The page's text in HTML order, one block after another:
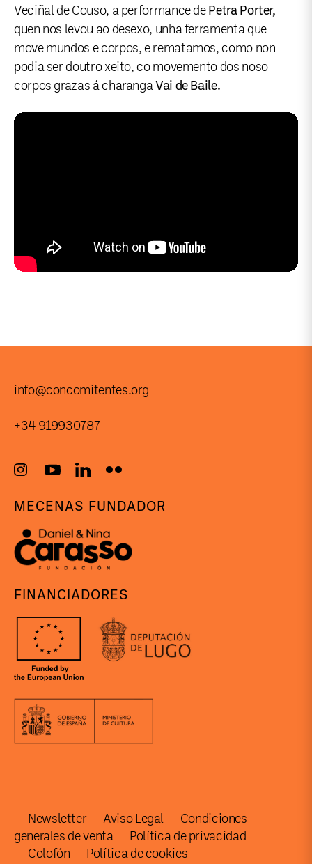
Veciñal de Couso, a performance de Petra Porter,
quen nos levou ao desexo, unha ferramenta que
move mundos e corpos, e rematamos, como non
podia ser doutro xeito, co movemento dos noso
corpos grazas á charanga Vai de Baile.
info@concomitentes.org
+34 919930787
MECENAS FUNDADOR
FINANCIADORES
Newsletter Aviso Legal
Condiciones
generales de venta
Política de privacidad
Colofón
Política de cookies